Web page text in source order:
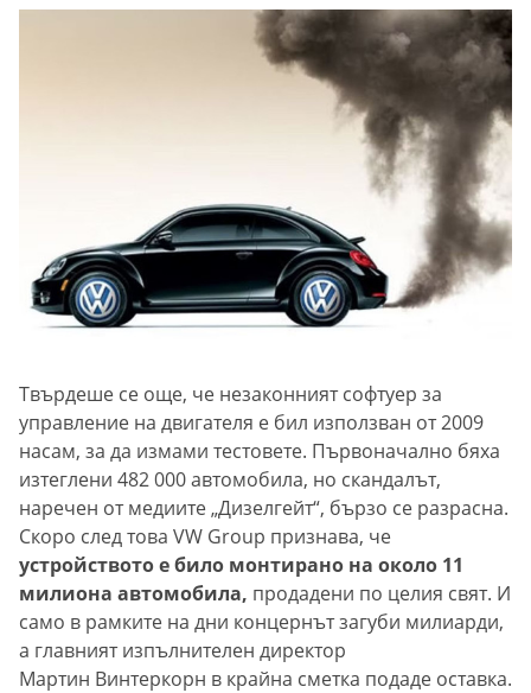
Твърдеше се още, че незаконният софтуер за
управление на двигателя е бил използван от 2009
насам, за да измами тестовете. Първоначално бяха
изтеглени 482 000 автомобила, но скандалът,
наречен от медиите „Дизелгейт“, бързо се разрасна.
Скоро след това VW Group признава, че
устройството е било монтирано на около 11
милиона автомобила, продадени по целия свят. И
само в рамките на дни концернът загуби милиарди,
а главният изпълнителен директор
Мартин Винтеркорн в крайна сметка подаде оставка.